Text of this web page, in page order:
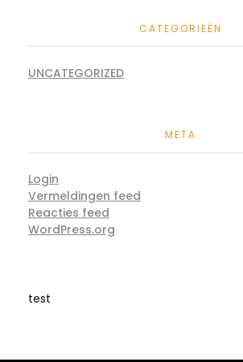
CATEGORIEËN
UNCATEGORIZED
META
Login
Vermeldingen feed
Reacties feed
WordPress.org
test